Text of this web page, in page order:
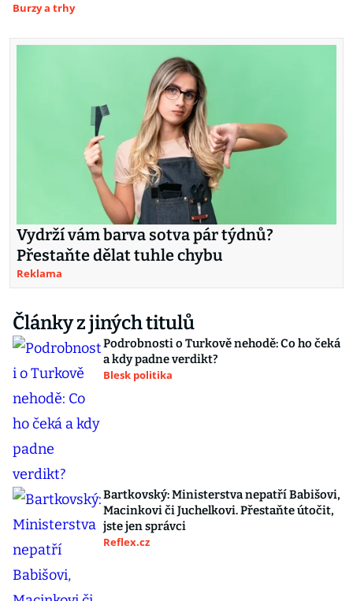
Burzy a trhy
Vydrží vám barva sotva pár týdnů?
Přestaňte dělat tuhle chybu
Reklama
Články z jiných titulů
Podrobnosti o Turkově nehodě: Co ho čeká
a kdy padne verdikt?
Blesk politika
Bartkovský: Ministerstva nepatří Babišovi,
Macinkovi či Juchelkovi. Přestaňte útočit,
jste jen správci
Reflex.cz